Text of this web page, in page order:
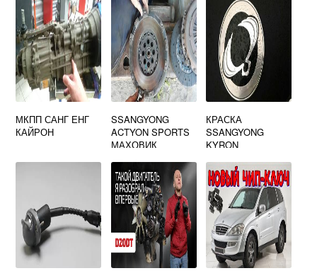
МКПП САНГ ЕНГ
КАЙРОН
SSANGYONG
ACTYON SPORTS
МАХОВИК
КРАСКА
SSANGYONG
KYRON